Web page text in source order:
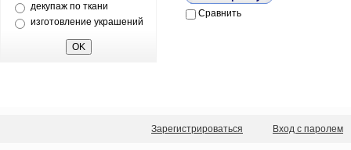
декупаж по ткани
изготовление украшений
Сравнить
Зарегистрироваться Вход с паролем